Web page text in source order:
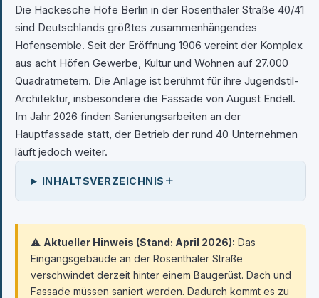
Die Hackesche Höfe Berlin in der Rosenthaler Straße 40/41
sind Deutschlands größtes zusammenhängendes
Hofensemble. Seit der Eröffnung 1906 vereint der Komplex
aus acht Höfen Gewerbe, Kultur und Wohnen auf 27.000
Quadratmetern. Die Anlage ist berühmt für ihre Jugendstil-
Architektur, insbesondere die Fassade von August Endell.
Im Jahr 2026 finden Sanierungsarbeiten an der
Hauptfassade statt, der Betrieb der rund 40 Unternehmen
läuft jedoch weiter.
INHALTSVERZEICHNIS +
⚠️ Aktueller Hinweis (Stand: April 2026): Das
Eingangsgebäude an der Rosenthaler Straße
verschwindet derzeit hinter einem Baugerüst. Dach und
Fassade müssen saniert werden. Dadurch kommt es zu